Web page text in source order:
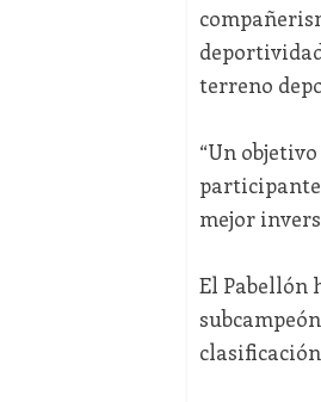
terreno
“Un
mejor
El Pabellón